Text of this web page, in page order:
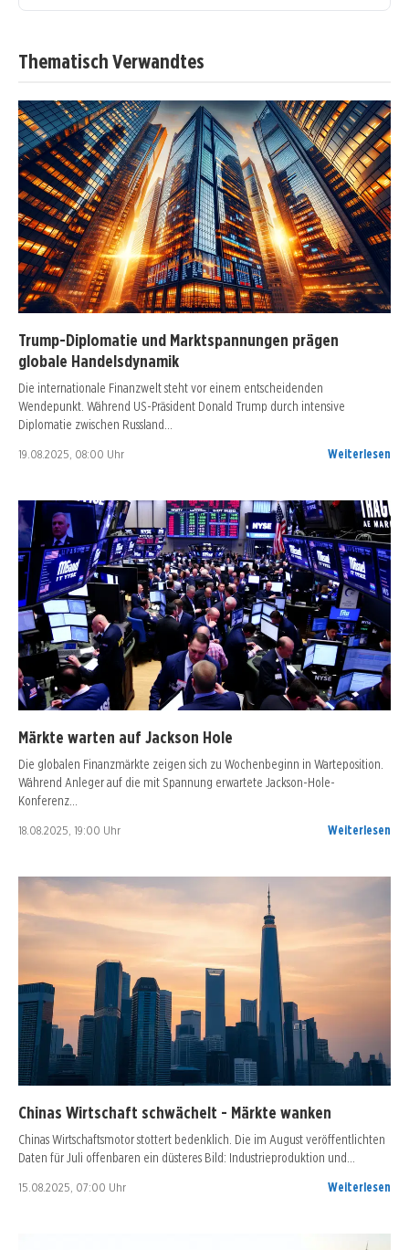
Thematisch Verwandtes
Trump-Diplomatie und Marktspannungen prägen
globale Handelsdynamik
Die internationale Finanzwelt steht vor einem entscheidenden
Wendepunkt. Während US-Präsident Donald Trump durch intensive
Diplomatie zwischen Russland…
19.08.2025, 08:00 Uhr Weiterlesen
Märkte warten auf Jackson Hole
Die globalen Finanzmärkte zeigen sich zu Wochenbeginn in Warteposition.
Während Anleger auf die mit Spannung erwartete Jackson-Hole-
Konferenz…
18.08.2025, 19:00 Uhr Weiterlesen
Chinas Wirtschaft schwächelt - Märkte wanken
Chinas Wirtschaftsmotor stottert bedenklich. Die im August veröffentlichten
Daten für Juli offenbaren ein düsteres Bild: Industrieproduktion und…
15.08.2025, 07:00 Uhr Weiterlesen